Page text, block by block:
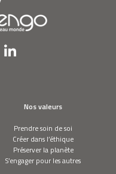
Nos valeurs
Prendre soin de soi
Créer dans l’éthique
Préserver la planète
S’engager pour les autres